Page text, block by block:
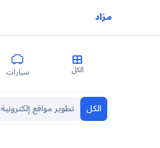
مزاد
الكل سيارات
الكل تطوير مواقع إلكترونية